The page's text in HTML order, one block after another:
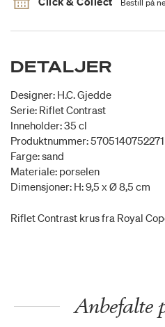
Bestill på
DETALJER
Designer: H.C. Gjedde
Serie: Riflet Contrast
Inneholder: 35 cl
Produktnummer: 5705140752271
Farge: sand
Materiale: porselen
Dimensjoner: H: 9,5 x Ø 8,5 cm
Riflet Contrast krus fra Royal
Anbefalte